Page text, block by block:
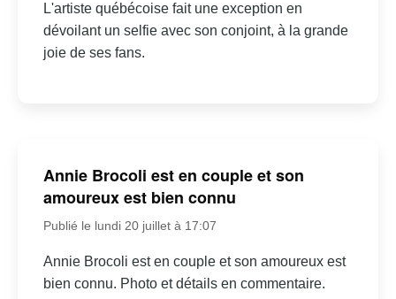
L'artiste québécoise fait une exception en
dévoilant un selfie avec son conjoint, à la grande
joie de ses fans.
Annie Brocoli est en couple et son
amoureux est bien connu
Publié le lundi 20 juillet à 17:07
Annie Brocoli est en couple et son amoureux est
bien connu. Photo et détails en commentaire.